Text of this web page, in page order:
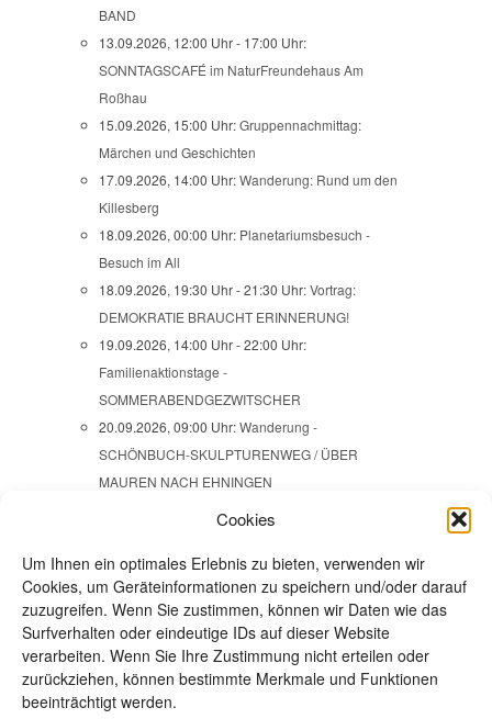
Cookies
Um Ihnen ein optimales Erlebnis zu bieten, verwenden wir
Cookies, um Geräteinformationen zu speichern und/oder darauf
zuzugreifen. Wenn Sie zustimmen, können wir Daten wie das
Surfverhalten oder eindeutige IDs auf dieser Website
verarbeiten. Wenn Sie Ihre Zustimmung nicht erteilen oder
zurückziehen, können bestimmte Merkmale und Funktionen
beeinträchtigt werden.
BAND
13.09.2026, 12:00 Uhr - 17:00 Uhr:
SONNTAGSCAFÉ im NaturFreundehaus Am
Roßhau
15.09.2026, 15:00 Uhr:Gruppennachmittag:
Märchen und Geschichten
17.09.2026, 14:00 Uhr:Wanderung: Rund um den
Killesberg
18.09.2026, 00:00 Uhr: Planetariumsbesuch -
Besuch im All
18.09.2026, 19:30 Uhr - 21:30 Uhr:Vortrag:
DEMOKRATIE BRAUCHT ERINNERUNG!
19.09.2026, 14:00 Uhr - 22:00 Uhr:
Familienaktionstage -
SOMMERABENDGEZWITSCHER
20.09.2026, 09:00 Uhr:Wanderung -
SCHÖNBUCH-SKULPTURENWEG / ÜBER
MAUREN NACH EHNINGEN
24.09.2026, 18:00 Uhr:Frauenabend - Open space
24.09.2026, 19:30 Uhr - 22:00 Uhr:JAZZ im
Naturfreundehaus Steinbergle mit SWINGSIZE XL
25.09.2026 - 27.09.2026, 00:00 Uhr - 23:59 Uhr:
Wanderwochenende: IM HEGAU
25.09.2026, 17:30 Uhr: